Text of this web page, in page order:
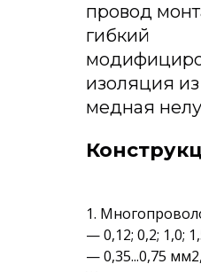
провод
гибкий
изоляция
медная
1.
— 0,12; 0,2; 1,0;
— 0,35...0,75